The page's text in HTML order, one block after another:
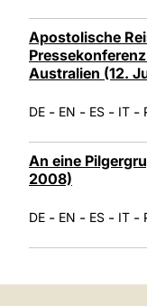
Apostolische
Australien (12.
DE - EN - ES - IT -
An eine
2008)
DE - EN - ES - IT -